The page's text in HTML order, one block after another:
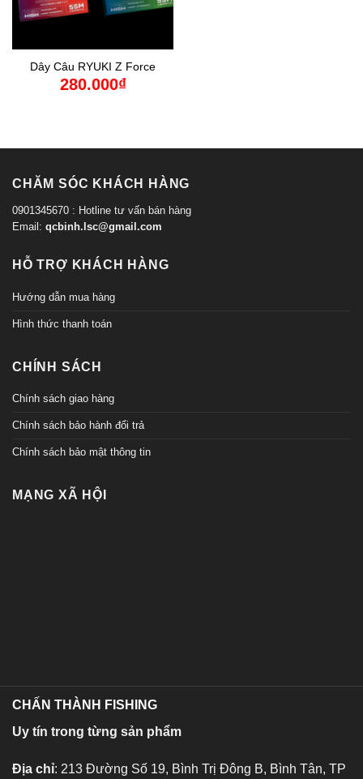
Dây Câu RYUKI Z Force
280.000₫
CHĂM SÓC KHÁCH HÀNG
0901345670 : Hotline tư vấn bán hàng
Email: qcbinh.lsc@gmail.com
HỖ TRỢ KHÁCH HÀNG
Hướng dẫn mua hàng
Hình thức thanh toán
CHÍNH SÁCH
Chính sách giao hàng
Chính sách bảo hành đổi trả
Chính sách bảo mật thông tin
MẠNG XÃ HỘI
CHẤN THÀNH FISHING
Uy tín trong từng sản phẩm
Địa chỉ: 213 Đường Số 19, Bình Trị Đông B, Bình Tân, TP